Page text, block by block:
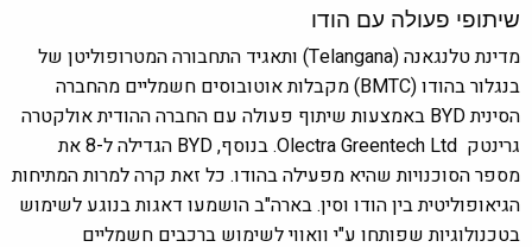
שיתופי פעולה עם הודו
מדינת טלנגאנה (Telangana) ותאגיד התחבורה המטרופוליטן של
בנגלור בהודו (BMTC) מקבלות אוטובוסים חשמליים מהחברה
הסינית BYD באמצעות שיתוף פעולה עם החברה ההודית אולקטרה
גרינטק Olectra Greentech Ltd. בנוסף, BYD הגדילה ל-8 את
מספר הסוכנויות שהיא מפעילה בהודו. כל זאת קרה למרות המתיחות
הגיאופוליטית בין הודו וסין. בארה"ב הושמעו דאגות בנוגע לשימוש
בטכנולוגיות שפותחו ע"י וואווי לשימוש ברכבים חשמליים